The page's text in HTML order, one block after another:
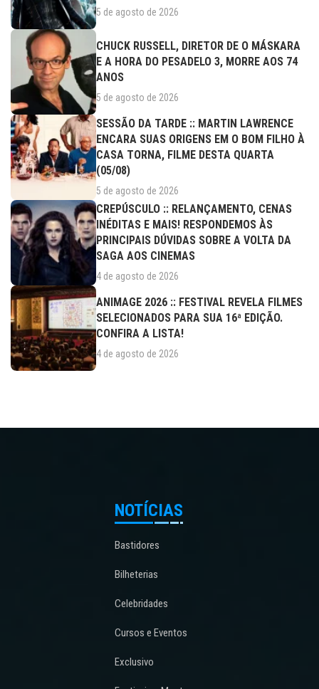
5 de agosto de 2026
CHUCK RUSSELL, DIRETOR DE O MÁSKARA
E A HORA DO PESADELO 3, MORRE AOS 74
ANOS
5 de agosto de 2026
SESSÃO DA TARDE :: MARTIN LAWRENCE
ENCARA SUAS ORIGENS EM O BOM FILHO À
CASA TORNA, FILME DESTA QUARTA
(05/08)
5 de agosto de 2026
CREPÚSCULO :: RELANÇAMENTO, CENAS
INÉDITAS E MAIS! RESPONDEMOS ÀS
PRINCIPAIS DÚVIDAS SOBRE A VOLTA DA
SAGA AOS CINEMAS
4 de agosto de 2026
ANIMAGE 2026 :: FESTIVAL REVELA FILMES
SELECIONADOS PARA SUA 16ª EDIÇÃO.
CONFIRA A LISTA!
4 de agosto de 2026
NOTÍCIAS
Bastidores
Bilheterias
Celebridades
Cursos e Eventos
Exclusivo